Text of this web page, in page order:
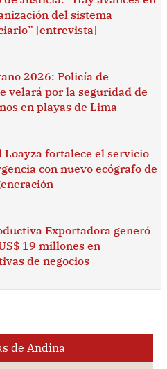
del sistema
[entrevista]
2026: Policía de
velará por la seguridad de
en playas de Lima
Loayza fortalece el servicio
con nuevo ecógrafo de
Exportadora generó
19 millones en
de negocios
de Andina